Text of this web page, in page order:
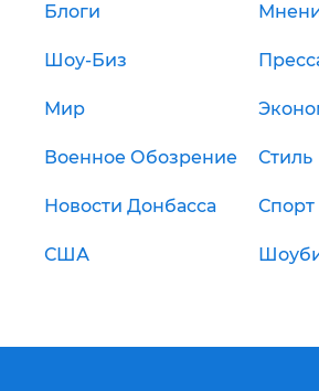
Блоги
Шоу-Биз
Мир
Военное Обозрение Стиль
Новости Донбасса Спорт
США